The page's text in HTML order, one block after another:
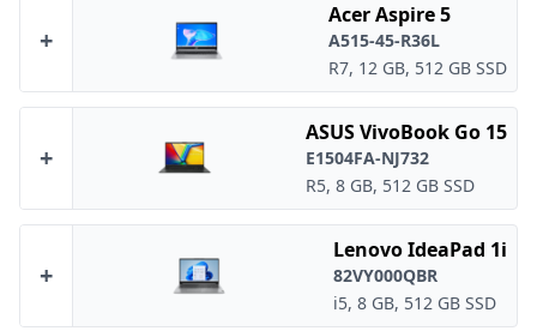
+
Acer Aspire 5
A515-45-R36L
R7, 12 GB, 512 GB SSD
+
ASUS VivoBook Go 15
E1504FA-NJ732
R5, 8 GB, 512 GB SSD
+
Lenovo IdeaPad 1i
82VY000QBR
i5, 8 GB, 512 GB SSD